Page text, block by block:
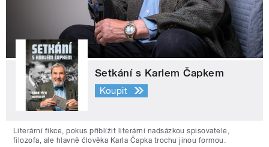
Setkání s Karlem Čapkem
Koupit
Literární fikce, pokus přiblížit literární nadsázkou spisovatele,
filozofa, ale hlavně člověka Karla Čapka trochu jinou formou.